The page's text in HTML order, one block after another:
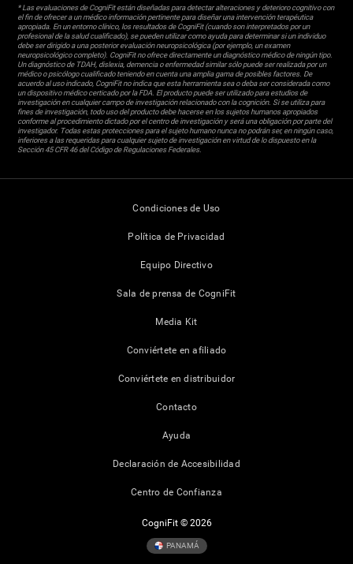
* Las evaluaciones de CogniFit están diseñadas para detectar alteraciones y deterioro cognitivo con
el fin de ofrecer a un médico información pertinente para diseñar una intervención terapéutica
apropiada. En un entorno clínico, los resultados de CogniFit (cuando son interpretados por un
profesional de la salud cualificado), se pueden utilizar como ayuda para determinar si un individuo
debe ser dirigido a una posterior evaluación neuropsicológica (por ejemplo, un examen
neuropsicológico completo). CogniFit no ofrece directamente un diagnóstico médico de ningún tipo.
Un diagnóstico de TDAH, dislexia, demencia o enfermedad similar sólo puede ser realizada por un
médico o psicólogo cualificado teniendo en cuenta una amplia gama de posibles factores. De
acuerdo al uso indicado, CogniFit no indica que esta herramienta sea o deba ser considerada como
un dispositivo médico certicado por la FDA. El producto puede ser utilizado para estudios de
investigación en cualquier campo de investigación relacionado con la cognición. Si se utiliza para
fines de investigación, todo uso del producto debe hacerse en los sujetos humanos apropiados
conforme al procedimiento dictado por el centro de investigación y será una obligación por parte del
investigador. Todas estas protecciones para el sujeto humano nunca no podrán ser, en ningún caso,
inferiores a las requeridas para cualquier sujeto de investigación en virtud de lo dispuesto en la
Sección 45 CFR 46 del Código de Regulaciones Federales.
Condiciones de Uso
Política de Privacidad
Equipo Directivo
Sala de prensa de CogniFit
Media Kit
Conviértete en afiliado
Conviértete en distribuidor
Contacto
Ayuda
Declaración de Accesibilidad
Centro de Confianza
CogniFit © 2026
PANAMÁ